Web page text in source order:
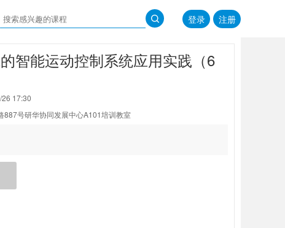
登录 注册
智能运动控制系统应用实践（6
17:30
887号研华协同发展中心A101培训教室